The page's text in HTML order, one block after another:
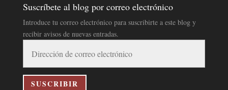
Suscríbete al blog por correo electrónico
Introduce tu correo electrónico para suscribirte a este blog y
recibir avisos de nuevas entradas.
correo
electrónico
SUSCRIBIR